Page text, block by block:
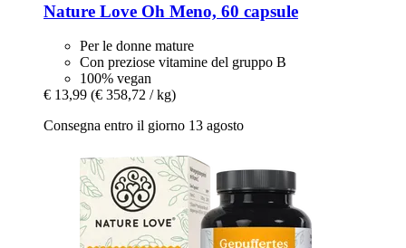
Nature Love Oh Meno, 60 capsule
Per le donne mature
Con preziose vitamine del gruppo B
100% vegan
€ 13,99 (€ 358,72 / kg)
Consegna entro il giorno 13 agosto